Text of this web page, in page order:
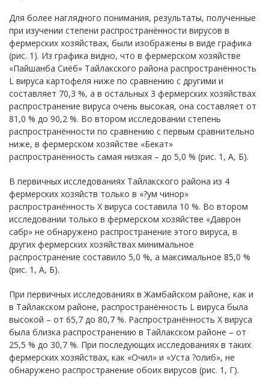
Для более наглядного понимания, результаты, полученные
при изучении степени распространённости вирусов в
фермерских хозяйствах, были изображены в виде графика
(рис. 1). Из графика видно, что в фермерском хозяйстве
«Пайшанба Сиёб» Тайлакского района распространённость
L вируса картофеля ниже по сравнению с другими и
составляет 70,3 %, а в остальных 3 фермерских хозяйствах
распространение вируса очень высокая, она составляет от
81,0 % до 90,2 %. Во втором исследовании степень
распространённости по сравнению с первым сравнительно
ниже, в фермерском хозяйстве «Бекат»
распространённость самая низкая – до 5,0 % (рис. 1, А, Б).
В первичных исследованиях Тайлакского района из 4
фермерских хозяйств только в «?ум чинор»
распространённость Х вируса составила 10 %. Во втором
исследовании только в фермерском хозяйстве «Даврон
сабр» не обнаружено распространение этого вируса, в
других фермерских хозяйствах минимальное
распространение составило 5,0 %, а максимальное 85,0 %
(рис. 1, А, Б).
При первичных исследованиях в Жамбайском районе, как и
в Тайлакском районе, распространённость L вируса была
высокой – от 65,7 до 80,7 %. Распространённость Х вируса
была близка распространению в Тайлакском районе – от
25,5 % до 30,7 %. При последующих исследованиях в таких
фермерских хозяйствах, как «Очил» и «Уста ?олиб», не
обнаружено распространение обоих вирусов (рис. 1, Г).